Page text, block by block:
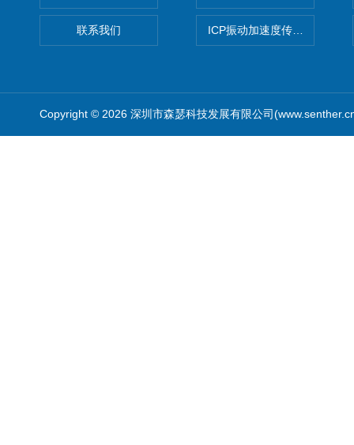
联系我们 ICP振动加速度传感器
Copyright © 2026 深圳市森瑟科技发展有限公司